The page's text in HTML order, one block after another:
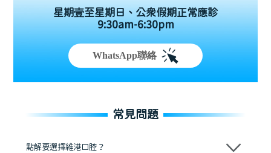
星期壹至星期日、公眾假期正常應診
9:30am-6:30pm
WhatsApp聯絡
常見問題
點解要選擇維港口腔？